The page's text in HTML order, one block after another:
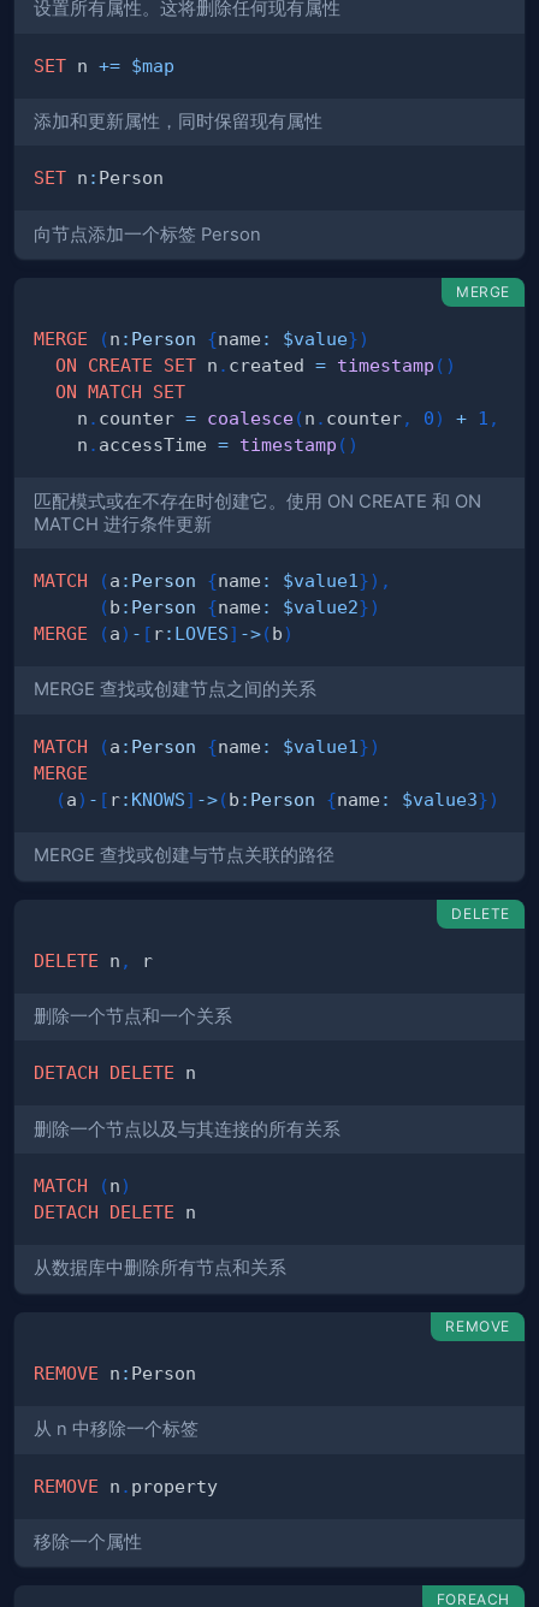
设置所有属性。这将删除任何现有属性
SET n += $map
添加和更新属性，同时保留现有属性
SET n :
向节点添加一个标签 Person
MERGE
MERGE (n : Person {name : $value})
ON
CREATE SET n . created = timestamp ( )
ON MATCH
SET
    n
. counter = coalesce(n . counter, 0) + 1 ,
    n
. accessTime = timestamp ( )
匹配模式或在不存在时创建它。使用 ON CREATE 和 ON
MATCH 进行条件更新
MATCH (a : Person {name : $value1 }) ,
(b : Person {name : $value2})
MERGE
(a) - [ r: LOVES] ->(b)
MERGE 查找或创建节点之间的关系
MATCH (a : Person {name : $value1 })
MERGE
(a) - [ r: KNOWS] ->(b : Person {name : $value3})
MERGE 查找或创建与节点关联的路径
DELETE
DELETE n ,
删除一个节点和一个关系
DETACH DELETE
删除一个节点以及与其连接的所有关系
MATCH (n)
DETACH
DELETE
从数据库中删除所有节点和关系
REMOVE
REMOVE n :
从 n 中移除一个标签
REMOVE n .
移除一个属性
FOREACH